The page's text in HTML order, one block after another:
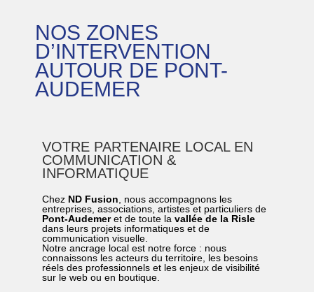
NOS ZONES
D’INTERVENTION
AUTOUR DE PONT-
AUDEMER
VOTRE PARTENAIRE LOCAL EN
COMMUNICATION &
INFORMATIQUE
Chez ND Fusion , nous accompagnons les
entreprises, associations, artistes et particuliers de
Pont-Audemeret de toute la vallée de la Risle
dans leurs projets informatiques et de
communication visuelle.
Notre ancrage local est notre force : nous
connaissons les acteurs du territoire, les besoins
réels des professionnels et les enjeux de visibilité
sur le web ou en boutique.